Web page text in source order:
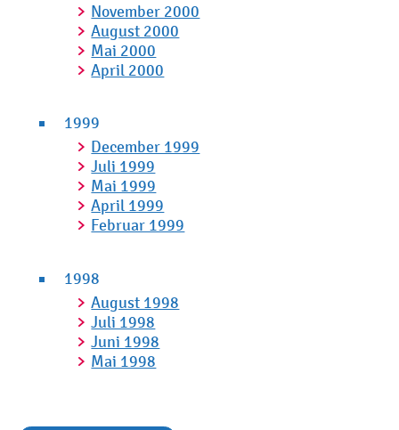
November 2000
August 2000
Mai 2000
April 2000
1999
December 1999
Juli 1999
Mai 1999
April 1999
Februar 1999
1998
August 1998
Juli 1998
Juni 1998
Mai 1998